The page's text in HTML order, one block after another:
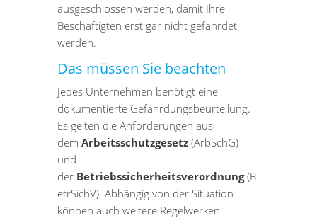
ausgeschlossen werden, damit Ihre
Beschäftigten erst gar nicht gefährdet
werden.
Das müssen Sie beachten
Jedes Unternehmen benötigt eine
dokumentierte Gefährdungsbeurteilung.
Es gelten die Anforderungen aus
dem Arbeitsschutzgesetz (ArbSchG)
und
der Betriebssicherheitsverordnung (B
etrSichV). Abhängig von der Situation
können auch weitere Regelwerken